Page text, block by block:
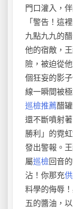
門口灌入，
「警告！這
九點九九的
他的宿敵，
險，被迫從
個狂妄的影
線一瞬間被
巡檢推薦醋
還不斷噴射
勝利」的霓
發出警報。
屬巡檢回音
沾！你那充
料學的侮辱
五的醬油，